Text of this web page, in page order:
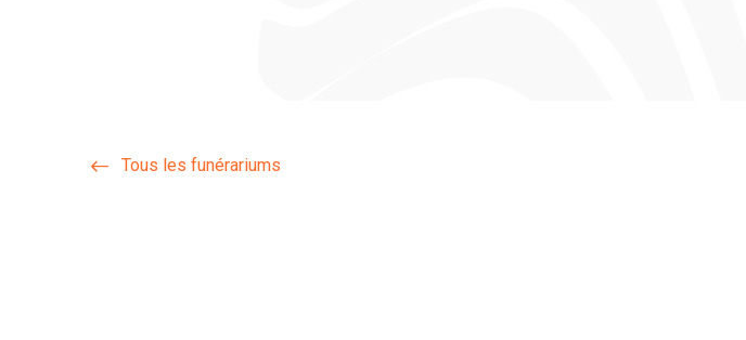
Tous les funérariums